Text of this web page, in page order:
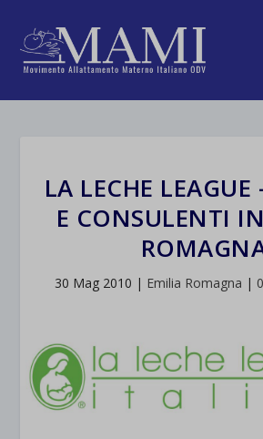
LA LECHE LEAGUE
E CONSULENTI
30 Mag 2010 | Emilia Romagna | 0